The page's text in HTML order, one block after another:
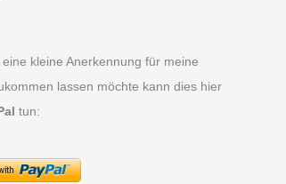
kleine Anerkennung für meine
lassen möchte kann dies hier
tun: